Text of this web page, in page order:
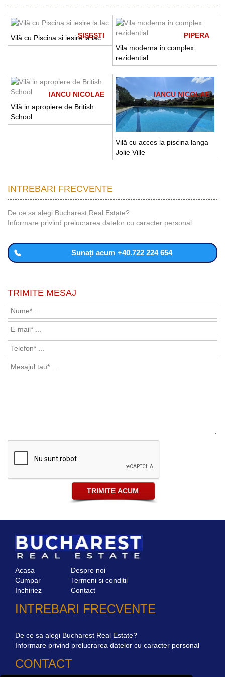
SISESTI
Vilă cu Piscina si iesire la lac
PIPERA
Vila moderna in complex
rezidential
IANCU NICOLAE
Vilă in apropiere de British
School
IANCU NICOLAE
Vilă cu acces la piscina langa
Jolie Ville
INTREBARI FRECVENTE
De ce sa alegi Bucharest Real Estate?
Informare privind prelucrarea datelor cu caracter personal
Sunați acum +40.722 224 654
TRIMITE MESAJ
Acasa
Cumpar
Inchiriez
Despre noi
Termeni si conditii
Contact
INTREBARI FRECVENTE
De ce sa alegi Bucharest Real Estate?
Informare privind prelucrarea datelor cu caracter personal
CONTACT